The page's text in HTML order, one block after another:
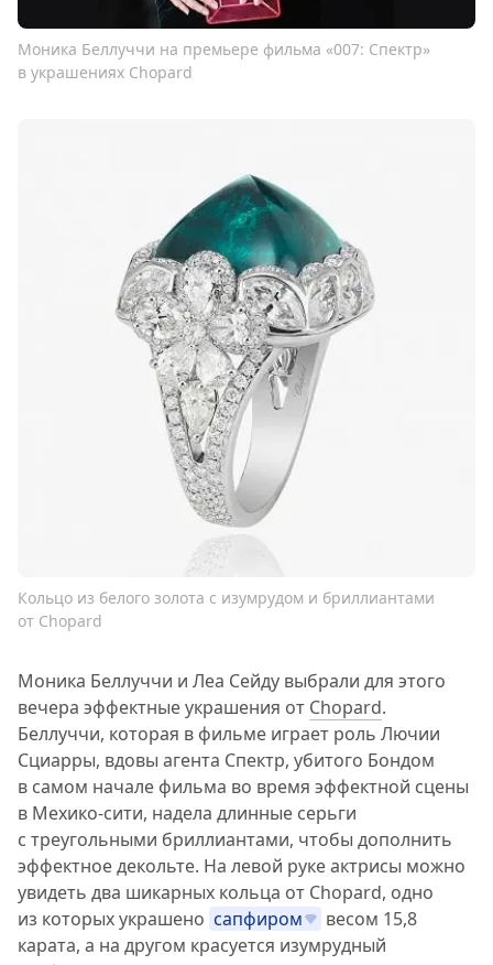
Моника Беллуччи на премьере фильма «007: Спектр»
в украшениях Chopard
Кольцо из белого золота с изумрудом и бриллиантами
от Chopard
Моника Беллуччи и Леа Сейду выбрали для этого
вечера эффектные украшения от Chopard.
Беллуччи, которая в фильме играет роль Лючии
Сциарры, вдовы агента Спектр, убитого Бондом
в самом начале фильма во время эффектной сцены
в Мехико-сити, надела длинные серьги
с треугольными бриллиантами, чтобы дополнить
эффектное декольте. На левой руке актрисы можно
увидеть два шикарных кольца от Chopard, одно
из которых украшено сапфиром
весом 15,8
карата, а на другом красуется изумрудный